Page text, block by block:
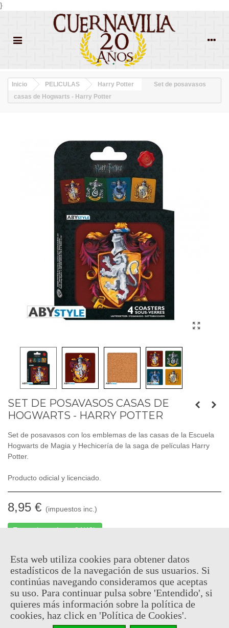
}
Inicio PELICULAS Harry Potter
Set de posavasos
casas de Hogwarts - Harry Potter
SET DE POSAVASOS CASAS DE
HOGWARTS - HARRY POTTER
Set de posavasos con los emblemas de las casas de la Escuela
Hogwarts de Magia y Hechicería de la saga de películas Harry
Potter.
Producto odicial y licenciado.
8,95 € (impuestos inc.)
En stock, envío en 24/48h
Añadir Al Carrito
Código QR Compartir
Al comprar este producto puedes juntar hasta
Esta web utiliza cookies para obtener datos
estadísticos de la navegación de sus usuarios. Si
continúas navegando consideramos que aceptas
su uso. Para continuar pulsa sobre 'Entendido', si
quieres más información sobre la política de
cookies, haz click en 'Política de Cookies'.